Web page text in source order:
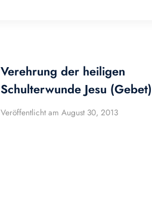
Verehrung der heiligen
Schulterwunde Jesu (Gebet)
Veröffentlicht am August 30, 2013